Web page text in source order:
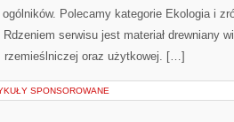
Polecamy kategorie Ekologia i
serwisu jest materiał drewniany
rzemieślniczej oraz użytkowej. […]
SPONSOROWANE